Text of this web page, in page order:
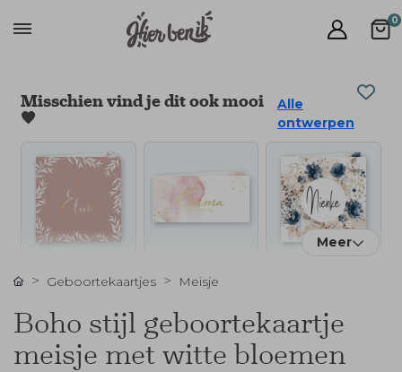
0
Misschien vind je dit ook mooi
🧡
Alle
ontwerpen
Meer
Geboortekaartjes Meisje
Boho stijl geboortekaartje
meisje met witte bloemen